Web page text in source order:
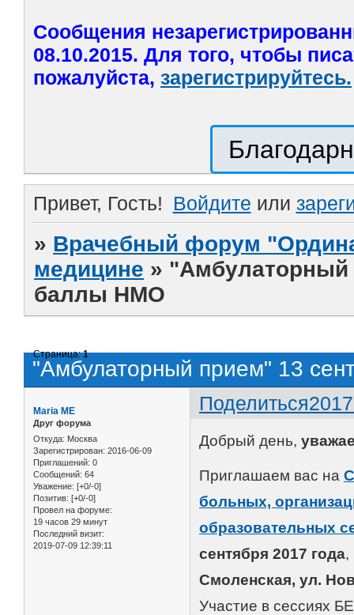
Сообщения
08.10.2015. Для того, чтобы
пожалуйста, зарегистрируйтесь.
Привет, Гость! Войдите или
» Врачебный форум
медицине » "Амбулаторный
баллы НМО
"Амбулаторный прием" 13
Страница:1
Поделиться
Maria ME
Друг форума
Откуда: Москва
Зарегистрирован: 2016-06-09
Приглашений: 0
Сообщений: 64
Уважение: [+0/-0]
Позитив: [+0/-0]
Провел на форуме:
19 часов 29 минут
Последний визит:
2019-07-09 12:39:11
Добрый день,
Приглашаем вас на
больных,
образовательных
сентября 2017 года,
Смоленская, ул.
Участие в сессиях